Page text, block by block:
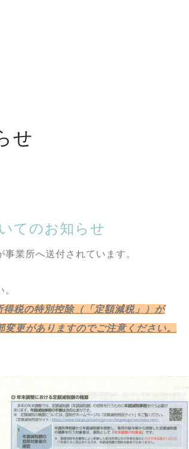
せ
てのお知らせ
事業所へ送付されています。
税の特別控除（「定額減税」）が
更がありますのでご注意ください。